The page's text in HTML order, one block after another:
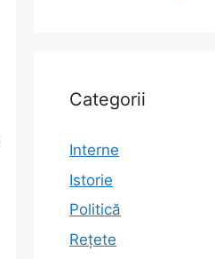
Categorii
Interne
Istorie
Politică
Rețete